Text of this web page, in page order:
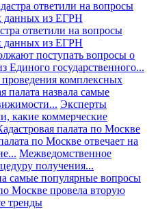
ответили на вопросы
данных из ЕГРН
поступать вопросы о
Единого государственного...
комплексных
палата назвала самые
Эксперты
какие коммерческие
палата по Москве
по Москве отвечает на
Межведомственное
получения...
самые популярные вопросы
Москве провела вторую
тренды